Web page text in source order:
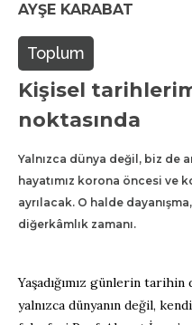
AYŞE KARABAT
Toplum
Kişisel
noktasında
Yalnızca dünya değil, biz de
hayatımız korona öncesi ve
ayrılacak. O halde
diğerkâmlık zamanı.
Yaşadığımız günlerin tarihin
yalnızca dünyanın değil,